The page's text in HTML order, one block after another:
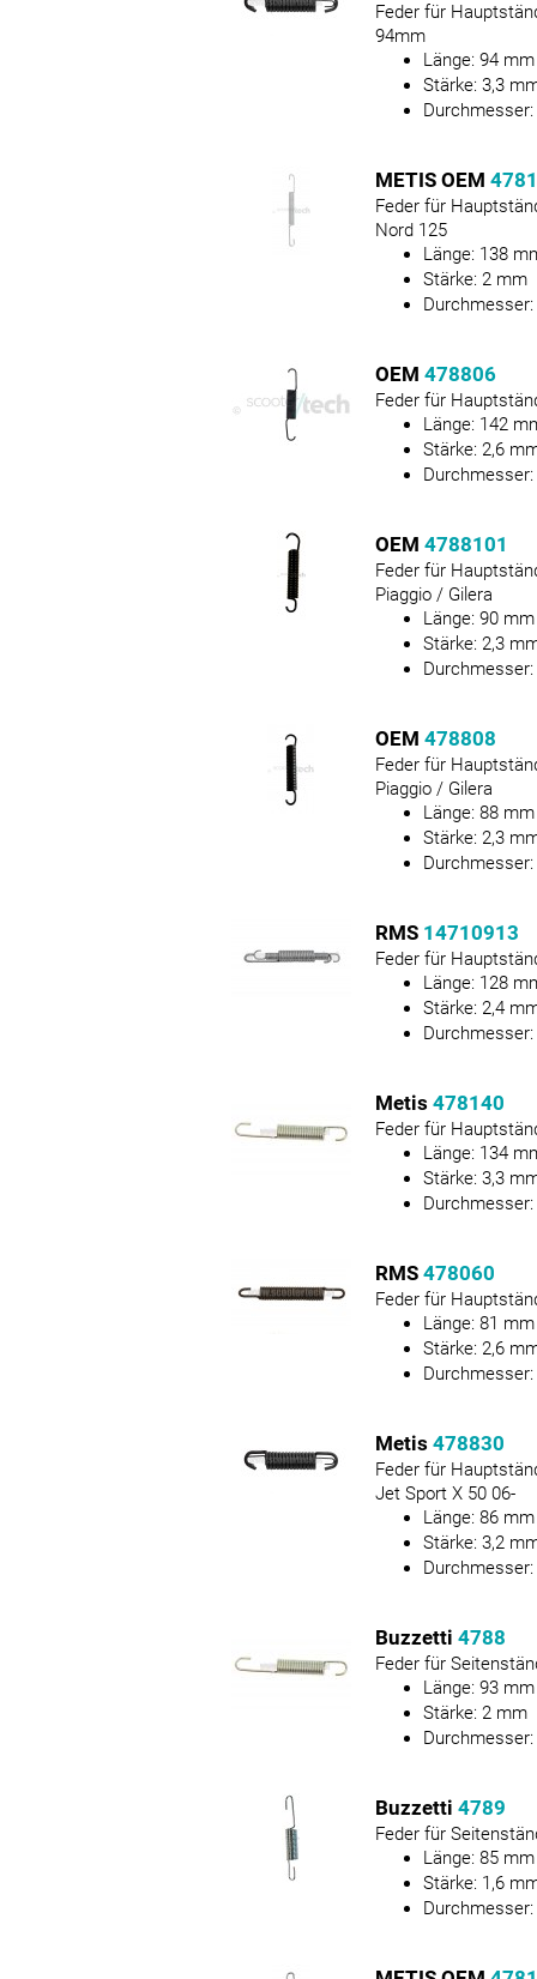
Feder für
94mm
Länge: 94mm
Stärke: 3,3
Durchmesser:
METIS OEM
Feder für
Nord 125
Länge: 138
Stärke: 2mm
Durchmesser:
OEM 478806
Feder für
Länge: 142
Stärke: 2,6
Durchmesser:
OEM 4788101
Feder für
Piaggio / Gilera
Länge: 90mm
Stärke: 2,3
Durchmesser:
OEM 478808
Feder für
Piaggio / Gilera
Länge: 88mm
Stärke: 2,3
Durchmesser:
RMS 14710913
Feder für
Länge: 128
Stärke: 2,4
Durchmesser:
Metis 478140
Feder für
Länge: 134
Stärke: 3,3
Durchmesser:
RMS 478060
Feder für
Länge: 81 mm
Stärke: 2,6
Durchmesser:
Metis 478830
Feder für
Jet Sport X 50 06-
Länge: 86mm
Stärke: 3,2
Durchmesser:
Buzzetti 4788
Feder für
Länge: 93mm
Stärke: 2mm
Durchmesser:
Buzzetti 4789
Feder für
Länge: 85mm
Stärke: 1,6
Durchmesser: